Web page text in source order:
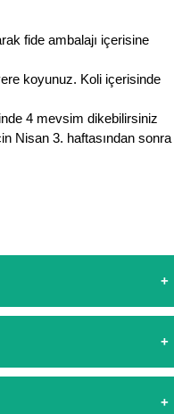
fide ambalajı içerisine
koyunuz. Koli içerisinde
4 mevsim dikebilirsiniz
Nisan 3. haftasından sonra
yapabilirsiniz. Kapıda